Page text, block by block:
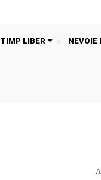
TIMP LIBER
NEVOIE